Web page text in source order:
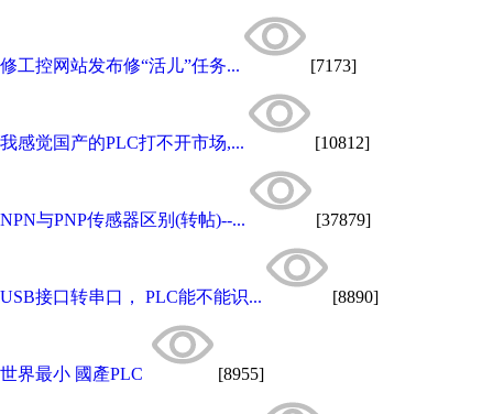
修工控网站发布修“活儿”任务... [7173]
我感觉国产的PLC打不开市场,... [10812]
NPN与PNP传感器区别(转帖)--... [37879]
USB接口转串口， PLC能不能识... [8890]
世界最小 國產PLC [8955]